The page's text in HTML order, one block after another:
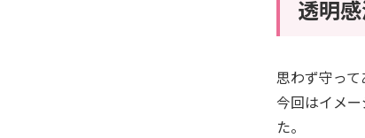
透明
思わず守っ
今回はイメ
た。